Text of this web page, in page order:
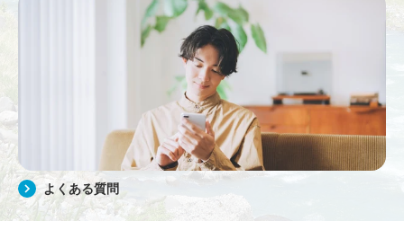
よくある質問